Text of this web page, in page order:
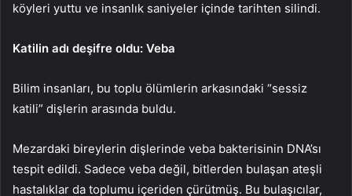
köyleri yuttu ve insanlık saniyeler içinde tarihten silindi.
Katilin adı deşifre oldu: Veba
Bilim insanları, bu toplu ölümlerin arkasındaki “sessiz
katili” dişlerin arasında buldu.
Mezardaki bireylerin dişlerinde veba bakterisinin DNA’sı
tespit edildi. Sadece veba değil, bitlerden bulaşan ateşli
hastalıklar da toplumu içeriden çürütmüş. Bu bulaşıcılar,